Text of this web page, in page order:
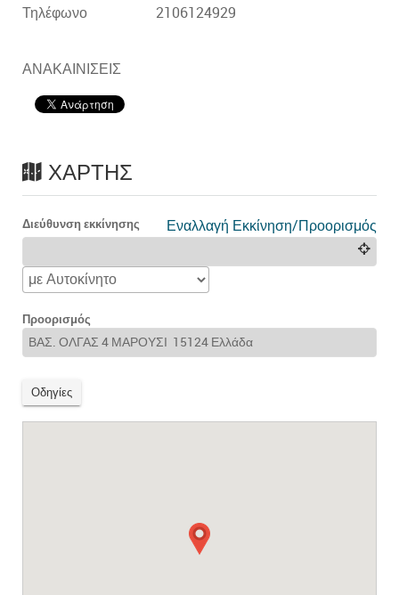
Τηλέφωνο 2106124929
ΑΝΑΚΑΙΝΙΣΕΙΣ
ΧΆΡΤΗΣ
Εναλλαγή Εκκίνηση/Προορισμός
Διεύθυνση εκκίνησης
Προορισμός
Οδηγίες